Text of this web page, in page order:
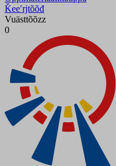
Ǩeeʹrjtõõđ
Vuästtõõzz
0